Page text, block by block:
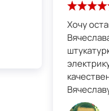
Хочу
качественно и в